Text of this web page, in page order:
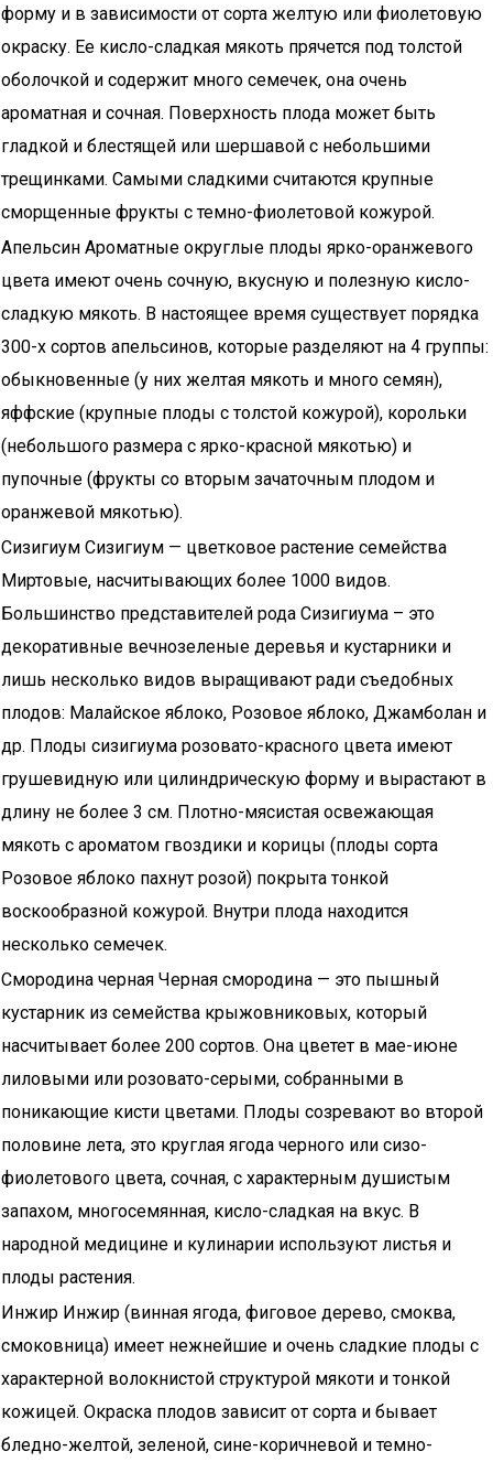
форму и в зависимости от сорта желтую или фиолетовую
окраску. Ее кисло-сладкая мякоть прячется под толстой
оболочкой и содержит много семечек, она очень
ароматная и сочная. Поверхность плода может быть
гладкой и блестящей или шершавой с небольшими
трещинками. Самыми сладкими считаются крупные
сморщенные фрукты с темно-фиолетовой кожурой.
Апельсин Ароматные округлые плоды ярко-оранжевого
цвета имеют очень сочную, вкусную и полезную кисло-
сладкую мякоть. В настоящее время существует порядка
300-х сортов апельсинов, которые разделяют на 4 группы:
обыкновенные (у них желтая мякоть и много семян),
яффские (крупные плоды с толстой кожурой), корольки
(небольшого размера с ярко-красной мякотью) и
пупочные (фрукты со вторым зачаточным плодом и
оранжевой мякотью).
Сизигиум Сизигиум — цветковое растение семейства
Миртовые, насчитывающих более 1000 видов.
Большинство представителей рода Сизигиума – это
декоративные вечнозеленые деревья и кустарники и
лишь несколько видов выращивают ради съедобных
плодов: Малайское яблоко, Розовое яблоко, Джамболан и
др. Плоды сизигиума розовато-красного цвета имеют
грушевидную или цилиндрическую форму и вырастают в
длину не более 3 см. Плотно-мясистая освежающая
мякоть с ароматом гвоздики и корицы (плоды сорта
Розовое яблоко пахнут розой) покрыта тонкой
воскообразной кожурой. Внутри плода находится
несколько семечек.
Смородина черная Черная смородина — это пышный
кустарник из семейства крыжовниковых, который
насчитывает более 200 сортов. Она цветет в мае-июне
лиловыми или розовато-серыми, собранными в
поникающие кисти цветами. Плоды созревают во второй
половине лета, это круглая ягода черного или сизо-
фиолетового цвета, сочная, с характерным душистым
запахом, многосемянная, кисло-сладкая на вкус. В
народной медицине и кулинарии используют листья и
плоды растения.
Инжир Инжир (винная ягода, фиговое дерево, смоква,
смоковница) имеет нежнейшие и очень сладкие плоды с
характерной волокнистой структурой мякоти и тонкой
кожицей. Окраска плодов зависит от сорта и бывает
бледно-желтой, зеленой, сине-коричневой и темно-